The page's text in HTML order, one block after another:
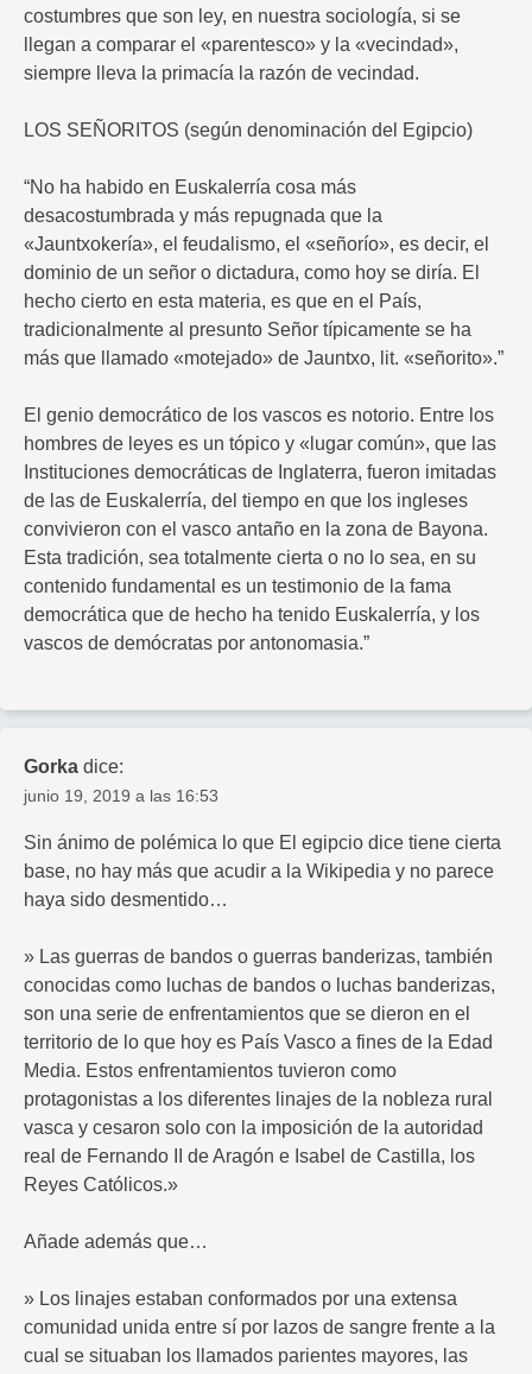
costumbres que son ley, en nuestra sociología, si se
llegan a comparar el «parentesco» y la «vecindad»,
siempre lleva la primacía la razón de vecindad.
LOS SEÑORITOS (según denominación del Egipcio)
“No ha habido en Euskalerría cosa más
desacostumbrada y más repugnada que la
«Jauntxokería», el feudalismo, el «señorío», es decir, el
dominio de un señor o dictadura, como hoy se diría. El
hecho cierto en esta materia, es que en el País,
tradicionalmente al presunto Señor típicamente se ha
más que llamado «motejado» de Jauntxo, lit. «señorito».”
El genio democrático de los vascos es notorio. Entre los
hombres de leyes es un tópico y «lugar común», que las
Instituciones democráticas de Inglaterra, fueron imitadas
de las de Euskalerría, del tiempo en que los ingleses
convivieron con el vasco antaño en la zona de Bayona.
Esta tradición, sea totalmente cierta o no lo sea, en su
contenido fundamental es un testimonio de la fama
democrática que de hecho ha tenido Euskalerría, y los
vascos de demócratas por antonomasia.”
Gorka dice:
junio 19, 2019 a las 16:53
Sin ánimo de polémica lo que El egipcio dice tiene cierta
base, no hay más que acudir a la Wikipedia y no parece
haya sido desmentido…
» Las guerras de bandos o guerras banderizas, también
conocidas como luchas de bandos o luchas banderizas,
son una serie de enfrentamientos que se dieron en el
territorio de lo que hoy es País Vasco a fines de la Edad
Media. Estos enfrentamientos tuvieron como
protagonistas a los diferentes linajes de la nobleza rural
vasca y cesaron solo con la imposición de la autoridad
real de Fernando II de Aragón e Isabel de Castilla, los
Reyes Católicos.»
Añade además que…
» Los linajes estaban conformados por una extensa
comunidad unida entre sí por lazos de sangre frente a la
cual se situaban los llamados parientes mayores, las